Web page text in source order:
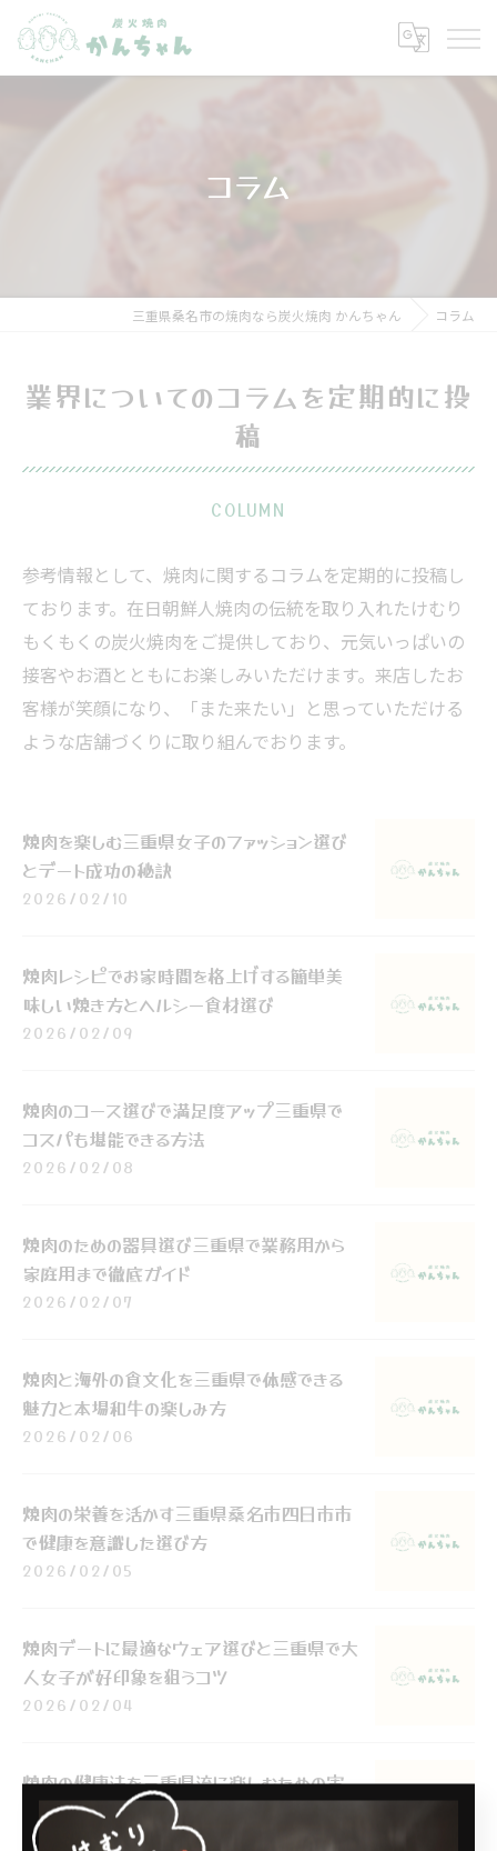
コラム
三重県桑名市の焼肉なら炭火焼肉 かんちゃん コラム
業界についてのコラムを定期的に投
稿
COLUMN
参考情報として、焼肉に関するコラムを定期的に投稿し
ております。在日朝鮮人焼肉の伝統を取り入れたけむり
もくもくの炭火焼肉をご提供しており、元気いっぱいの
接客やお酒とともにお楽しみいただけます。来店したお
客様が笑顔になり、「また来たい」と思っていただける
ような店舗づくりに取り組んでおります。
焼肉を楽しむ三重県女子のファッション選び
とデート成功の秘訣
2026/02/10
焼肉レシピでお家時間を格上げする簡単美
味しい焼き方とヘルシー食材選び
2026/02/09
焼肉のコース選びで満足度アップ三重県で
コスパも堪能できる方法
2026/02/08
焼肉のための器具選び三重県で業務用から
家庭用まで徹底ガイド
2026/02/07
焼肉と海外の食文化を三重県で体感できる
魅力と本場和牛の楽しみ方
2026/02/06
焼肉の栄養を活かす三重県桑名市四日市市
で健康を意識した選び方
2026/02/05
焼肉デートに最適なウェア選びと三重県で大
人女子が好印象を狙うコツ
2026/02/04
焼肉の健康法を三重県流に楽しむための実
践ガイド
2026/02/02